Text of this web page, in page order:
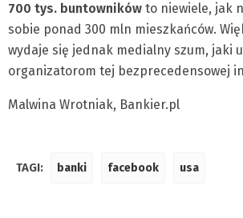
700 tys. buntowników to niewiele, jak
sobie ponad 300 mln mieszkańców.
wydaje się jednak medialny szum, jaki
organizatorom tej bezprecedensowej
Malwina Wrotniak, Bankier.pl
TAGI: banki facebook usa